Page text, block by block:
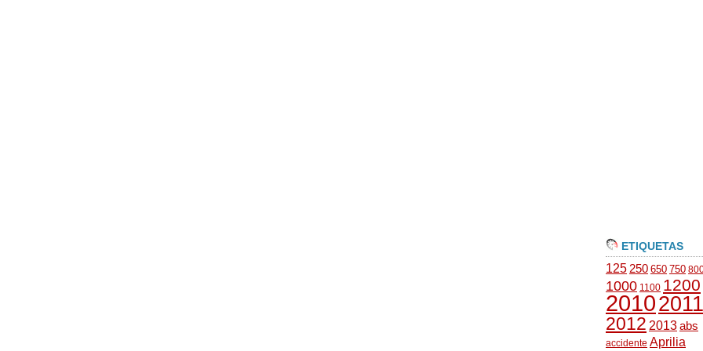
ETIQUETAS
125 250 650 750
1000 1100 1200
20102011
2012 2013abs
accidente Aprilia